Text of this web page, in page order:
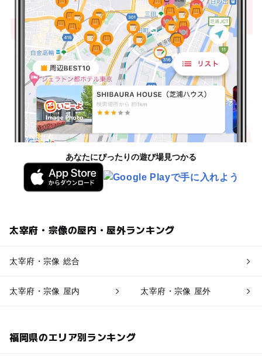
あなたにぴったりの遊び場見つかる
太宰府・宗像の屋内・屋外ランキング
太宰府・宗像 総合
太宰府・宗像 屋内 太宰府・宗像 屋外
福岡県のエリア別ランキング